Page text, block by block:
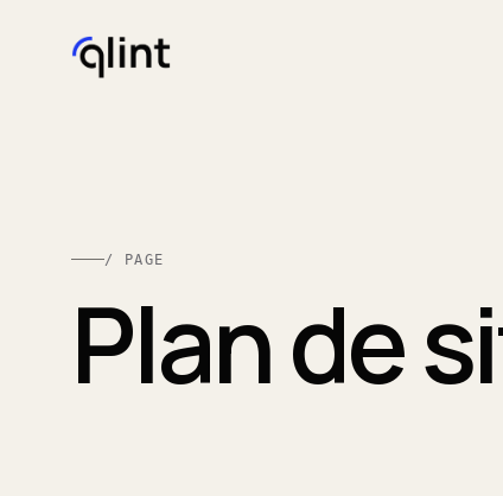
/ PAGE
Plan de